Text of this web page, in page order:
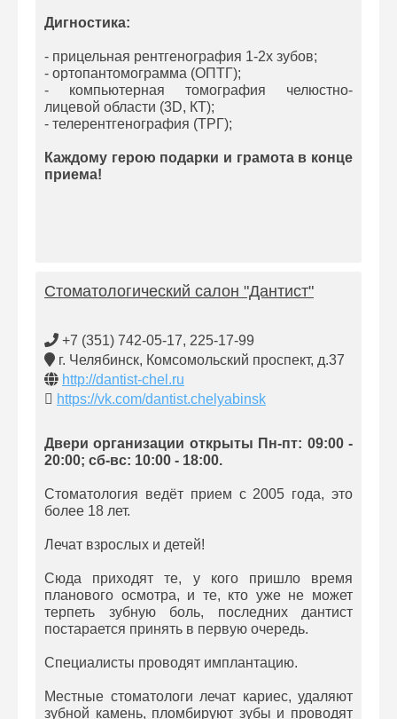
Дигностика:
- прицельная рентгенография 1-2х зубов;
- ортопантомограмма (ОПТГ);
- компьютерная томография челюстно-
лицевой области (3D, КТ);
- телерентгенография (ТРГ);
Каждому герою подарки и грамота в конце
приема!
Стоматологический салон "Дантист"
+7 (351) 742-05-17, 225-17-99
г. Челябинск, Комсомольский проспект, д.37
http://dantist-chel.ru
https://vk.com/dantist.chelyabinsk
Двери организации открыты Пн-пт: 09:00 -
20:00; сб-вс: 10:00 - 18:00.
Стоматология ведёт прием с 2005 года, это
более 18 лет.
Лечат взрослых и детей!
Сюда приходят те, у кого пришло время
планового осмотра, и те, кто уже не может
терпеть зубную боль, последних дантист
постарается принять в первую очередь.
Специалисты проводят имплантацию.
Местные стоматологи лечат кариес, удаляют
зубной камень, пломбируют зубы и проводят